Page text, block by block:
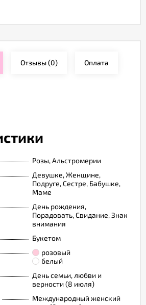
Отзывы(0) Оплата
Розы, Альстромерии
Девушке, Женщине,
Подруге, Сестре, Бабушке,
Маме
День рождения,
Порадовать, Свидание, Знак
внимания
Букетом
розовый
белый
День семьи, любви и
верности (8 июля)
Международный женский